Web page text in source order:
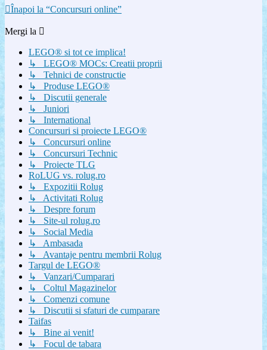
Înapoi la “Concursuri online”
Mergi la
LEGO® si tot ce implica!
↳ LEGO® MOCs: Creatii proprii
↳ Tehnici de constructie
↳ Produse LEGO®
↳ Discutii generale
↳ Juniori
↳ International
Concursuri si proiecte LEGO®
↳ Concursuri online
↳ Concursuri Technic
↳ Proiecte TLG
RoLUG vs. rolug.ro
↳ Expozitii Rolug
↳ Activitati Rolug
↳ Despre forum
↳ Site-ul rolug.ro
↳ Social Media
↳ Ambasada
↳ Avantaje pentru membrii Rolug
Targul de LEGO®
↳ Vanzari/Cumparari
↳ Coltul Magazinelor
↳ Comenzi comune
↳ Discutii si sfaturi de cumparare
Taifas
↳ Bine ai venit!
↳ Focul de tabara